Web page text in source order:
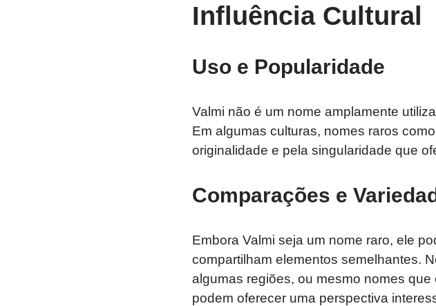
Influência Cultural
Uso e Popularidade
Valmi não é um nome amplamente
Em algumas culturas, nomes raros
originalidade e pela singularidade que
Comparações e
Embora Valmi seja um nome raro, ele
compartilham elementos semelhantes.
algumas regiões, ou mesmo nomes que
podem oferecer uma perspectiva